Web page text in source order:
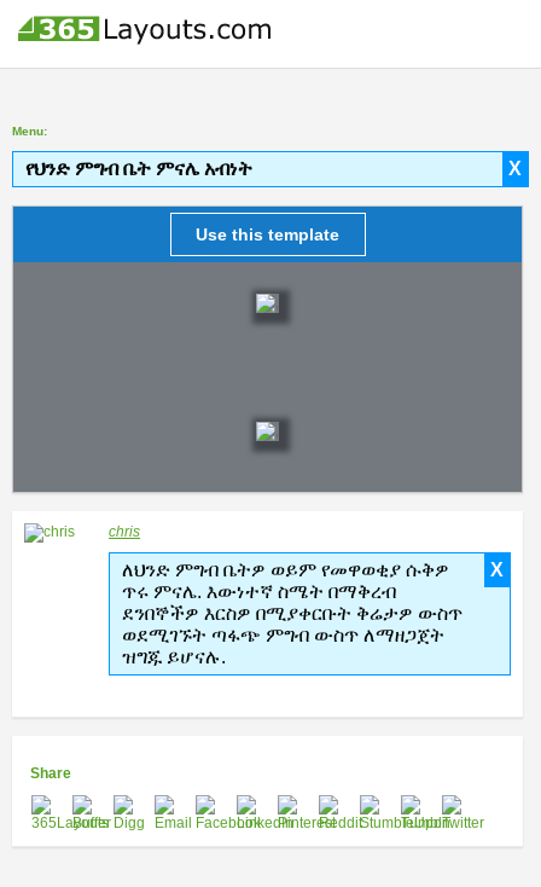
Menu:
X
የህንድ ምግብ ቤት ምናሌ አብነት
Use this template
chris
X
ለህንድ ምግብ ቤትዎ ወይም የመዋወቂያ ሱቅዎ
ጥሩ ምናሌ. እውነተኛ ስሜት በማቅረብ
ደንበኞችዎ እርስዎ በሚያቀርቡት ቅሬታዎ ውስጥ
ወደሚገኙት ጣፋጭ ምግብ ውስጥ ለማዘጋጀት
ዝግጁ ይሆናሉ.
Share